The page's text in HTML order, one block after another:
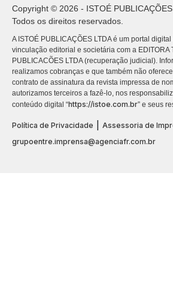
Copyright © 2026 - ISTOÉ
Todos os direitos reservados.
A ISTOÉ PUBLICAÇÕES LTDA é um portal
vinculação editorial e societária com a EDITORA
PUBLICACÕES LTDA (recuperação judicial).
realizamos cobranças e que também não
contrato de assinatura da revista impressa de
autorizamos terceiros a fazê-lo, nos
conteúdo digital “https://istoe.com.br” e seus
Política de Privacidade
Assessoria de
grupoentre.imprensa@agenciafr.com.br